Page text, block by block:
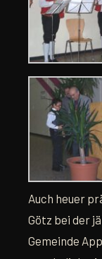
Auch heuer
Götz bei der
Gemeinde